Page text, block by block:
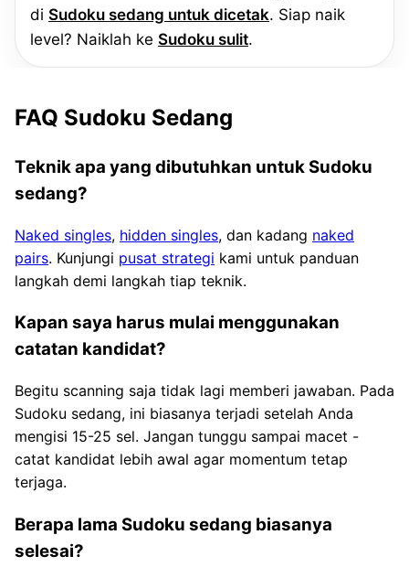
di Sudoku sedang untuk dicetak. Siap naik
level? Naiklah ke Sudoku sulit.
FAQ Sudoku Sedang
Teknik apa yang dibutuhkan untuk Sudoku
sedang?
Naked singles, hidden singles, dan kadang naked
pairs. Kunjungi pusat strategi kami untuk panduan
langkah demi langkah tiap teknik.
Kapan saya harus mulai menggunakan
catatan kandidat?
Begitu scanning saja tidak lagi memberi jawaban. Pada
Sudoku sedang, ini biasanya terjadi setelah Anda
mengisi 15-25 sel. Jangan tunggu sampai macet -
catat kandidat lebih awal agar momentum tetap
terjaga.
Berapa lama Sudoku sedang biasanya
selesai?